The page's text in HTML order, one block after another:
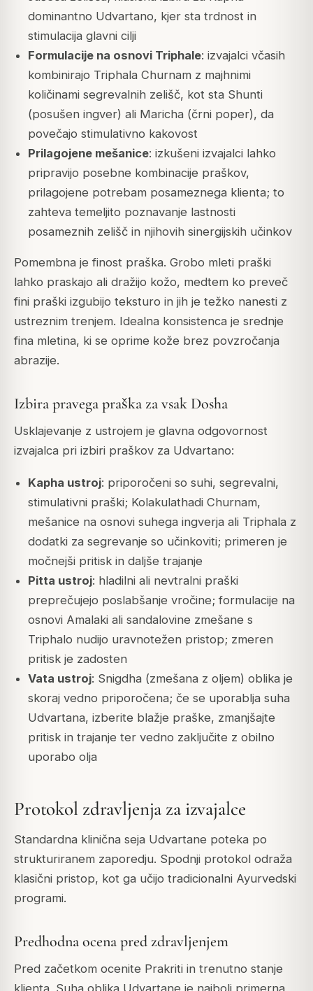
dominantno Udvartano, kjer sta trdnost in
stimulacija glavni cilji
Formulacije na osnovi Triphale: izvajalci včasih
kombinirajo Triphala Churnam z majhnimi
količinami segrevalnih zelišč, kot sta Shunti
(posušen ingver) ali Maricha (črni poper), da
povečajo stimulativno kakovost
Prilagojene mešanice: izkušeni izvajalci lahko
pripravijo posebne kombinacije praškov,
prilagojene potrebam posameznega klienta; to
zahteva temeljito poznavanje lastnosti
posameznih zelišč in njihovih sinergijskih učinkov
Pomembna je finost praška. Grobo mleti praški
lahko praskajo ali dražijo kožo, medtem ko preveč
fini praški izgubijo teksturo in jih je težko nanesti z
ustreznim trenjem. Idealna konsistenca je srednje
fina mletina, ki se oprime kože brez povzročanja
abrazije.
Izbira pravega praška za vsak Dosha
Usklajevanje z ustrojem je glavna odgovornost
izvajalca pri izbiri praškov za Udvartano:
Kapha ustroj: priporočeni so suhi, segrevalni,
stimulativni praški; Kolakulathadi Churnam,
mešanice na osnovi suhega ingverja ali Triphala z
dodatki za segrevanje so učinkoviti; primeren je
močnejši pritisk in daljše trajanje
Pitta ustroj: hladilni ali nevtralni praški
preprečujejo poslabšanje vročine; formulacije na
osnovi Amalaki ali sandalovine zmešane s
Triphalo nudijo uravnotežen pristop; zmeren
pritisk je zadosten
Vata ustroj: Snigdha (zmešana z oljem) oblika je
skoraj vedno priporočena; če se uporablja suha
Udvartana, izberite blažje praške, zmanjšajte
pritisk in trajanje ter vedno zaključite z obilno
uporabo olja
Protokol zdravljenja za izvajalce
Standardna klinična seja Udvartane poteka po
strukturiranem zaporedju. Spodnji protokol odraža
klasični pristop, kot ga učijo tradicionalni Ayurvedski
programi.
Predhodna ocena pred zdravljenjem
Pred začetkom ocenite Prakriti in trenutno stanje